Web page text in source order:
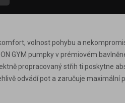
volnost pohybu a
GYM pumpky v prémiovém
propracovaný střih ti poskytne
odvádí pot a zaručuje maximální